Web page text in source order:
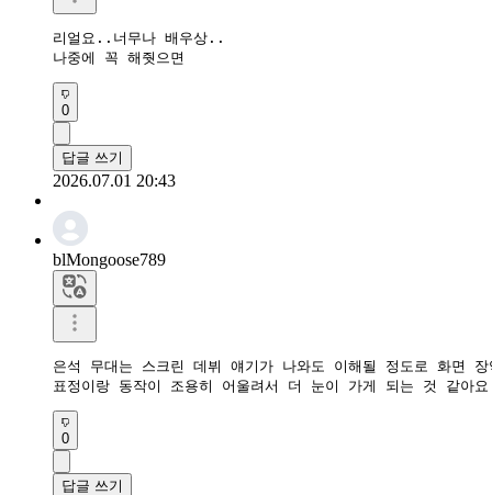
리얼요..너무나 배우상..
나중에 꼭 해줫으면
0
답글 쓰기
2026.07.01 20:43
blMongoose789
은석 무대는 스크린 데뷔 얘기가 나와도 이해될 정도로 화면
표정이랑 동작이 조용히 어울려서 더 눈이 가게 되는 것 같아요
0
답글 쓰기